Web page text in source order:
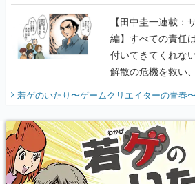
に行って、より理
【田中圭一連載：
編】すべての責任
付いてきてくれな
解散の危機を救い
『少年ジャンプ』
り】
若ゲのいたり〜ゲームクリエイターの青春〜